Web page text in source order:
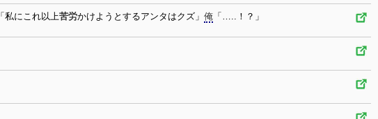
「私にこれ以上苦労かけようとするアンタはクズ」 俺 「…..！？」